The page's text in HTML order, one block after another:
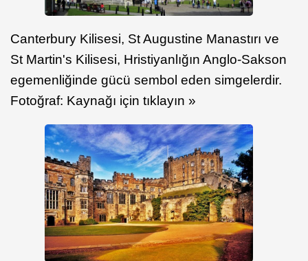
Canterbury Kilisesi, St Augustine Manastırı ve
St Martin's Kilisesi, Hristiyanlığın Anglo-Sakson
egemenliğinde gücü sembol eden simgelerdir.
Fotoğraf: Kaynağı için tıklayın »